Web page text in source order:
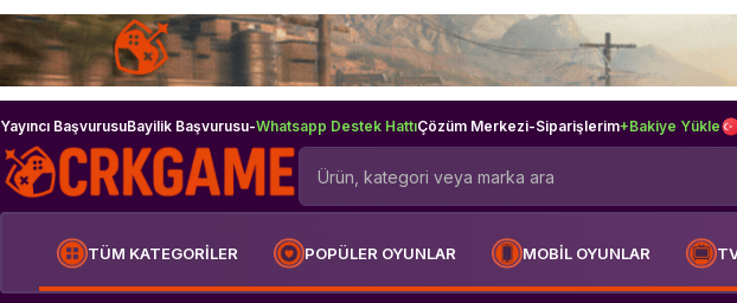
Yayıncı BaşvurusuBayilik Başvurusu-Whatsapp Destek HattıÇözüm Merkezi-Siparişlerim+Bakiye Yükle
TÜM KATEGORİLER POPÜLER OYUNLAR MOBİL OYUNLAR